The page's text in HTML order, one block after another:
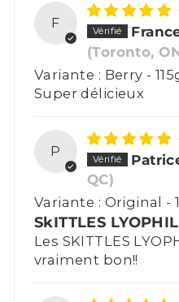
F
(Toronto,
Berry -
Super délicieux
P
QC)
Original -
SkITTLES
Les SKITTLES
vraiment bon!!